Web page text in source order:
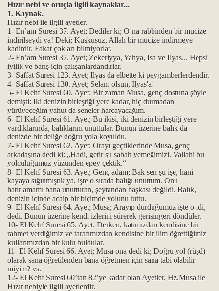
Hızır nebi ve oruçla ilgili kaynaklar...
1. Kaynak.
Hızır nebi ile ilgili ayetler.
1- En’am Suresi 37. Ayet; Dediler ki; O’na rabbinden bir mucize
indirilseydi ya! Deki; Kuşkusuz, Allah bir mucize indirmeye
kadirdir. Fakat çokları bilmiyorlar.
2- En’am Suresi 37. Ayet; Zekeriyya, Yahya, Isa ve Ilyas... Hepsi
iyilik ve barış için çalışanlardandırlar.
3- Saffat Suresi 123. Ayet; Ilyas da elbette ki peygamberlerdendir.
4- Saffat Suresi 130. Ayet; Selam olsun, Ilyas'a!
5- El Kehf Suresi 60. Ayet; Bir zaman Musa, genç dostuna şöyle
demişti: Iki denizin birleştiği yere kadar, hiç durmadan
yürüyeceğim yahut da seneler harcayacağım.
6- El Kehf Suresi 61. Ayet; Bu ikisi, iki denizin birleştiği yere
vardıklarında, balıklarını unuttular. Bunun üzerine balık da
denizde bir deliğe doğru yola koyuldu.
7- El Kehf Suresi 62. Ayet; Orayı geçtiklerinde Musa, genç
arkadaşına dedi ki; „Hadi, getir şu sabah yemeğimizi. Vallahi bu
yolculuğumuz yüzünden epey çektik.“
8- El Kehf Suresi 63. Ayet; Genç adam; Bak sen şu işe, hani
kayaya sığınmıştık ya, işte o sırada balığı unuttum. Onu
hatırlamamı bana unutturan, şeytandan başkası değildi. Balık,
denizin içinde acaip bir biçimde yolunu tuttu.
9- El Kehf Suresi 64. Ayet; Musa; Arayıp durduğumuz işte o idi,
dedi. Bunun üzerine kendi izlerini sürerek gerisingeri döndüler.
10- El Kehf Suresi 65. Ayet; Derken, katımızdan kendisine bir
rahmet verdiğimiz ve tarafımızdan kendisine bir ilim öğrettiğimiz
kullarımızdan bir kulu buldular.
11- El Kehf Suresi 66. Ayet; Musa ona dedi ki; Doğru yol (rüşd)
olarak sana öğretilenden bana öğretmen için sana tabi olabilir
miyim? vs.
12- El Kehf Suresi 60’tan 82’ye kadar olan Ayetler, Hz.Musa ile
Hızır nebiyle ilgili ayetlerdir.
kaynaklarla gelindi?
erkanı
ol ilkeleri.